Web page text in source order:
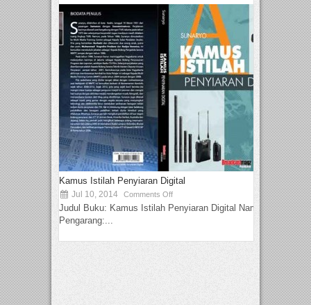
Kamus Istilah Penyiaran Digital
Jul 10, 2014 Comments Off
Judul Buku: Kamus Istilah Penyiaran Digital Nama
Pengarang:...